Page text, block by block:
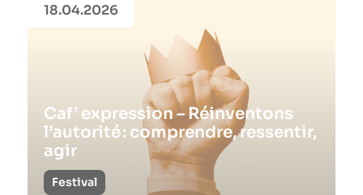
18.04.2026
Caf’ expression – Réinventons
l’autorité : comprendre, ressentir,
agir
Festival